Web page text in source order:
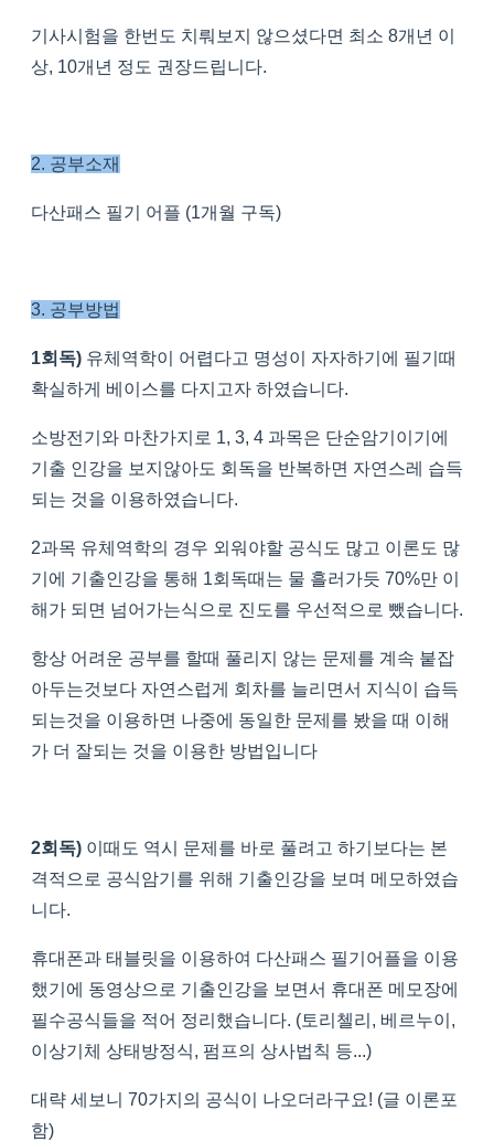
기사시험을 한번도 치뤄보지 않으셨다면 최소 8개년 이
상, 10개년 정도 권장드립니다.
2. 공부소재
다산패스 필기 어플 (1개월 구독)
3. 공부방법
1회독) 유체역학이 어렵다고 명성이 자자하기에 필기때
확실하게 베이스를 다지고자 하였습니다.
소방전기와 마찬가지로 1, 3, 4 과목은 단순암기이기에
기출 인강을 보지않아도 회독을 반복하면 자연스레 습득
되는 것을 이용하였습니다.
2과목 유체역학의 경우 외워야할 공식도 많고 이론도 많
기에 기출인강을 통해 1회독때는 물 흘러가듯 70%만 이
해가 되면 넘어가는식으로 진도를 우선적으로 뺐습니다.
항상 어려운 공부를 할때 풀리지 않는 문제를 계속 붙잡
아두는것보다 자연스럽게 회차를 늘리면서 지식이 습득
되는것을 이용하면 나중에 동일한 문제를 봤을 때 이해
가 더 잘되는 것을 이용한 방법입니다
2회독) 이때도 역시 문제를 바로 풀려고 하기보다는 본
격적으로 공식암기를 위해 기출인강을 보며 메모하였습
니다.
휴대폰과 태블릿을 이용하여 다산패스 필기어플을 이용
했기에 동영상으로 기출인강을 보면서 휴대폰 메모장에
필수공식들을 적어 정리했습니다. (토리첼리, 베르누이,
이상기체 상태방정식, 펌프의 상사법칙 등...)
대략 세보니 70가지의 공식이 나오더라구요! (글 이론포
함)